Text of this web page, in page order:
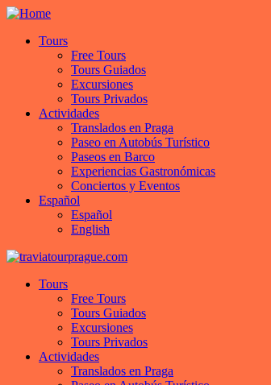
Tours
Free Tours
Tours Guiados
Excursiones
Tours Privados
Actividades
Translados en Praga
Paseo en Autobús Turístico
Paseos en Barco
Experiencias Gastronómicas
Conciertos y Eventos
Español
Español
English
Tours
Free Tours
Tours Guiados
Excursiones
Tours Privados
Actividades
Translados en Praga